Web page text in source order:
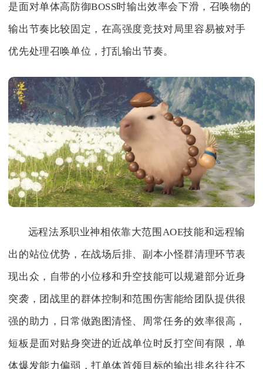
是面对单体高防御BOSS时输出效率会下滑，召唤物的
输出节奏比较固定，在高强度竞技对局里容易被对手
优先处理召唤单位，打乱输出节奏。
远程法系职业神相依靠大范围AOE技能和远程输
出的站位优势，在战场后排、副本小怪群清理环节表
现出众，自带的小位移和升空技能可以规避部分近身
突袭，团战里的群体控制和范围伤害能给团队提供很
强的助力，日常做跑图清怪、周常任务的效率很高，
短板是面对贴身突进的近战单位时反打空间有限，单
体爆发能力偏弱，打单体首领目标的输出排名往往不